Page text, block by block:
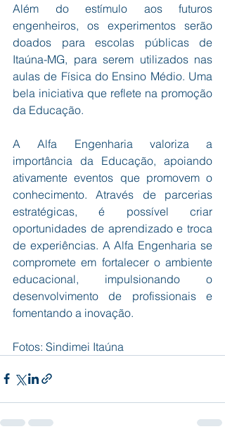
Além do estímulo aos futuros
engenheiros, os experimentos serão
doados para escolas públicas de
Itaúna-MG, para serem utilizados nas
aulas de Física do Ensino Médio. Uma
bela iniciativa que reflete na promoção
da Educação.
A Alfa Engenharia valoriza a
importância da Educação, apoiando
ativamente eventos que promovem o
conhecimento. Através de parcerias
estratégicas, é possível criar
oportunidades de aprendizado e troca
de experiências. A Alfa Engenharia se
compromete em fortalecer o ambiente
educacional, impulsionando o
desenvolvimento de profissionais e
fomentando a inovação.
Fotos: Sindimei Itaúna